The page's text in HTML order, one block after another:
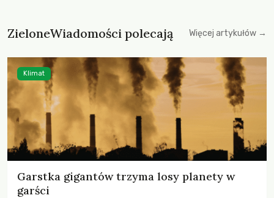
ZieloneWiadomości polecają Więcej artykułów →
Garstka gigantów trzyma losy planety w
garści
Klimat